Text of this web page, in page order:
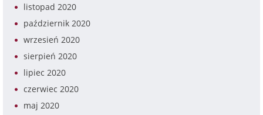
listopad 2020
październik 2020
wrzesień 2020
sierpień 2020
lipiec 2020
czerwiec 2020
maj 2020